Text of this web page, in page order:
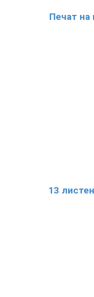
Печат на
13